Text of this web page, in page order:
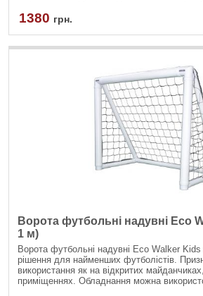
сітку стійкою до розтягування, що
підтримки правильного натягу під час
1380 грн.
Ворота футбольні надувні Eco
1 м)
Ворота футбольні надувні Eco Walker
рішення для найменших футболістів.
використання як на відкритих
приміщеннях. Обладнання можна